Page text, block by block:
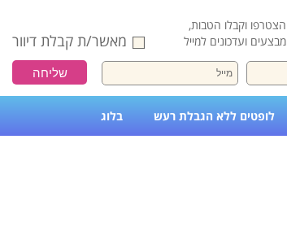
הצטרפו וקבלו הטבות,
מבצעים ועדכונים למייל
מאשר/ת קבלת דיוור
לופטים ללא הגבלת רעש בלוג